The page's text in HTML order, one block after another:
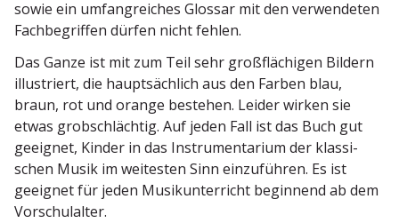
sowie ein umfang­reiches Glossar mit den verwen­deten
Fachbe­griffen dürfen nicht fehlen.
Das Ganze ist mit zum Teil sehr großflä­chigen Bildern
illus­triert, die haupt­sächlich aus den Farben blau,
braun, rot und orange bestehen. Leider wirken sie
etwas grobschlächtig. Auf jeden Fall ist das Buch gut
geeignet, Kinder in das Instru­men­tarium der klassi­
schen Musik im weitesten Sinn einzu­führen. Es ist
geeignet für jeden Musik­un­ter­richt beginnend ab dem
Vorschulalter.